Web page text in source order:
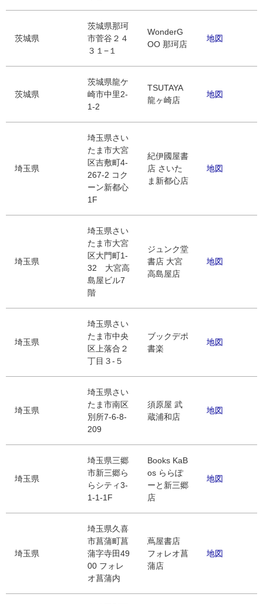
茨城県
茨城県那珂
市菅谷２４
３１−１
WonderG
OO 那珂店
地図
茨城県
茨城県龍ケ
崎市中里2-
1-2
TSUTAYA
龍ヶ崎店
地図
埼玉県
埼玉県さい
たま市大宮
区吉敷町4-
267-2 コク
ーン新都心
1F
紀伊國屋書
店 さいた
ま新都心店
地図
埼玉県
埼玉県さい
たま市大宮
区大門町1-
32 大宮高
島屋ビル7
階
ジュンク堂
書店 大宮
高島屋店
地図
埼玉県
埼玉県さい
たま市中央
区上落合２
丁目３-５
ブックデポ
書楽
地図
埼玉県
埼玉県さい
たま市南区
別所7-6-8-
209
須原屋 武
蔵浦和店
地図
埼玉県
埼玉県三郷
市新三郷ら
らシティ3-
1-1-1F
Books KaB
os ららぽ
ーと新三郷
店
地図
埼玉県
埼玉県久喜
市菖蒲町菖
蒲字寺田49
00 フォレ
オ菖蒲内
蔦屋書店
フォレオ菖
蒲店
地図